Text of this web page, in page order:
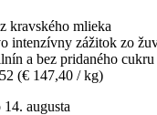
kravského mlieka
intenzívny zážitok zo
a bez pridaného cukru
(€ 147,40 / kg)
augusta